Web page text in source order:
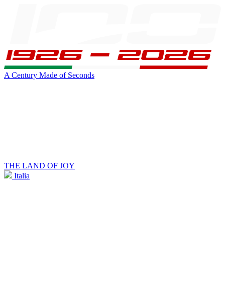
A Century Made of Seconds
THE LAND OF JOY
Italia